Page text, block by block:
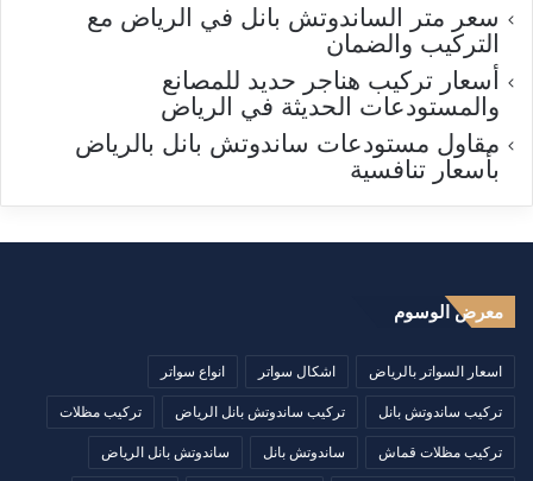
سعر متر الساندوتش بانل في الرياض مع
التركيب والضمان
أسعار تركيب هناجر حديد للمصانع
والمستودعات الحديثة في الرياض
مقاول مستودعات ساندوتش بانل بالرياض
بأسعار تنافسية
معرض الوسوم
اسعار السواتر بالرياض اشكال سواتر انواع سواتر
تركيب ساندوتش بانل تركيب ساندوتش بانل الرياض تركيب مظلات
تركيب مظلات قماش ساندوتش بانل ساندوتش بانل الرياض